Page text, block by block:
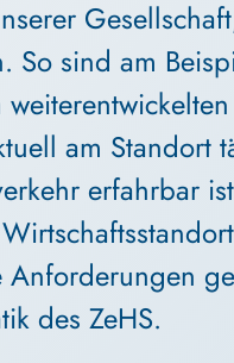
So sind am
am Standort
erfahrbar
des ZeHS.